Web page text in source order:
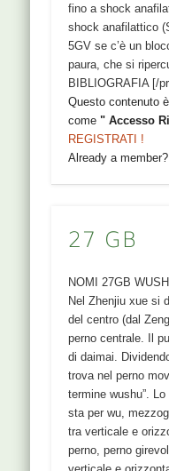
fino a shock
shock anafilattico
5GV se c’è un
paura, che si
BIBLIOGRAFIA [/
Questo contenuto
come" Accesso
REGISTRATI !
Already a
27 GB
NOMI 27GB
Nel Zhenjiu xue si
del centro (dal
perno centrale. Il
di daimai.
trova nel perno
termine wushu”.
sta per wu,
tra verticale e
perno, perno